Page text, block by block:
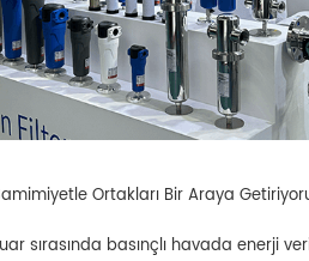
Ortakları Bir Araya
sırasında basınçlı havada enerji